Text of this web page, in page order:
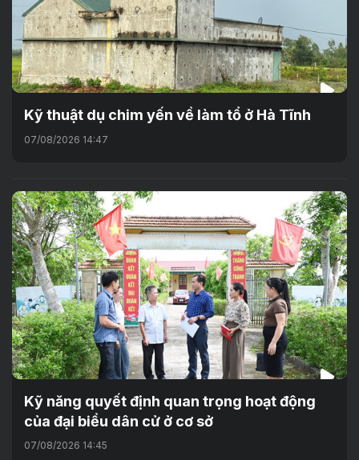
Kỹ thuật dụ chim yến về làm tổ ở Hà Tĩnh
07/08/2026 14:47
Kỹ năng quyết định quan trọng hoạt động
của đại biểu dân cử ở cơ sở
07/08/2026 14:45